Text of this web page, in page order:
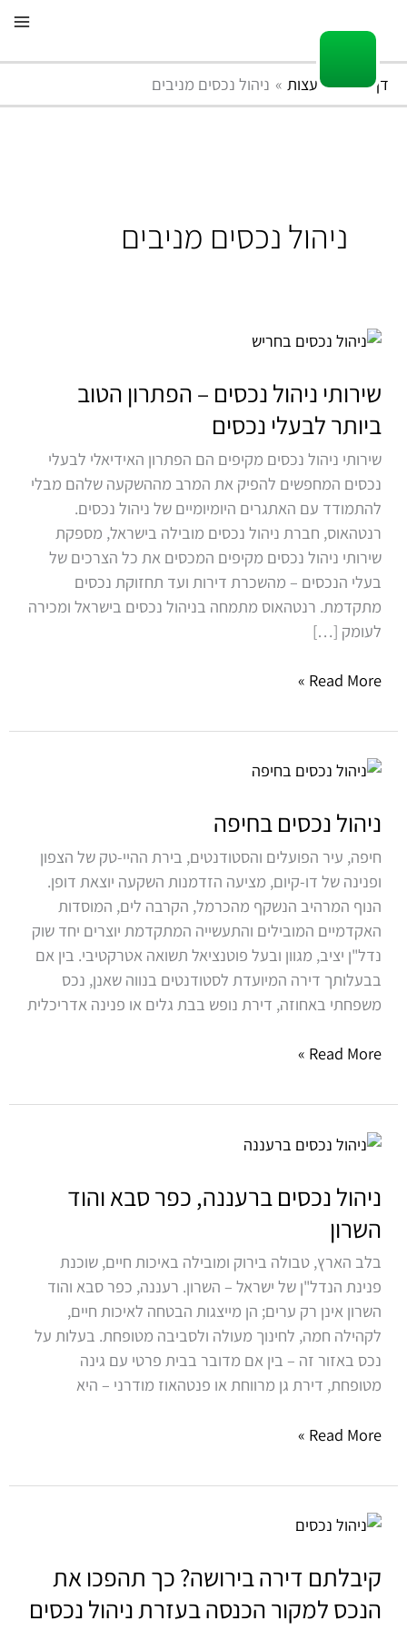
לתוכן
דף הבית עצות ניהול נכסים מניבים
ניהול נכסים מניבים
שירותי ניהול נכסים – הפתרון הטוב
ביותר לבעלי נכסים
שירותי ניהול נכסים מקיפים הם הפתרון האידיאלי לבעלי
נכסים המחפשים להפיק את המרב מההשקעה שלהם מבלי
להתמודד עם האתגרים היומיומיים של ניהול נכסים.
רנטהאוס, חברת ניהול נכסים מובילה בישראל, מספקת
שירותי ניהול נכסים מקיפים המכסים את כל הצרכים של
בעלי הנכסים – מהשכרת דירות ועד תחזוקת נכסים
מתקדמת. רנטהאוס מתמחה בניהול נכסים בישראל ומכירה
לעומק […]
שירותי
נכסים
הפתרון
הטוב
ביותר
לבעלי
נכסים
Read More »
ניהול נכסים בחיפה
חיפה, עיר הפועלים והסטודנטים, בירת ההיי-טק של הצפון
ופנינה של דו-קיום, מציעה הזדמנות השקעה יוצאת דופן.
הנוף המרהיב הנשקף מהכרמל, הקרבה לים, המוסדות
האקדמיים המובילים והתעשייה המתקדמת יוצרים יחד שוק
נדל"ן יציב, מגוון ובעל פוטנציאל תשואה אטרקטיבי. בין אם
בבעלותך דירה המיועדת לסטודנטים בנווה שאנן, נכס
משפחתי באחוזה, דירת נופש בבת גלים או פנינה אדריכלית
ניהול
בחיפה
Read More »
ניהול נכסים ברעננה, כפר סבא והוד
השרון
בלב הארץ, טבולה בירוק ומובילה באיכות חיים, שוכנת
פנינת הנדל"ן של ישראל – השרון. רעננה, כפר סבא והוד
השרון אינן רק ערים; הן מייצגות הבטחה לאיכות חיים,
לקהילה חמה, לחינוך מעולה ולסביבה מטופחת. בעלות על
נכס באזור זה – בין אם מדובר בבית פרטי עם גינה
מטופחת, דירת גן מרווחת או פנטהאוז מודרני – היא
ניהול
ברעננה,
סבא
והוד
השרון
Read More »
קיבלתם דירה בירושה? כך תהפכו את
הנכס למקור הכנסה בעזרת ניהול נכסים
קיבלתם
בירושה?
כך
תהפכו